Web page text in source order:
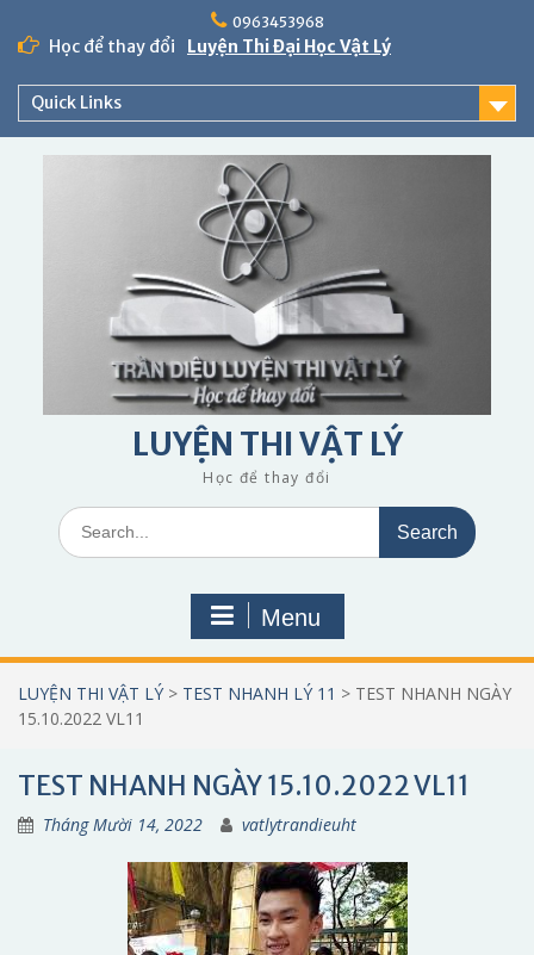
content
0963453968
Học để thay đổi Luyện Thi Đại Học Vật Lý
Quick Links
LUYỆN THI VẬT LÝ
Học để thay đổi
Search
for:
Menu
LUYỆN THI VẬT LÝ > TEST NHANH LÝ 11 > TEST NHANH NGÀY
15.10.2022 VL11
TEST NHANH NGÀY 15.10.2022 VL11
Tháng Mười 14, 2022 vatlytrandieuht